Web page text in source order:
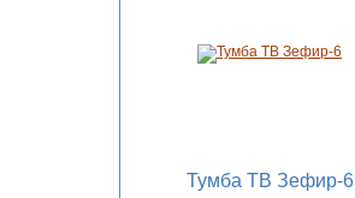
Тумба ТВ Зефир-6